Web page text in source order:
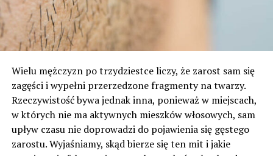
Wielu mężczyzn po trzydziestce liczy, że zarost sam się
zagęści i wypełni przerzedzone fragmenty na twarzy.
Rzeczywistość bywa jednak inna, ponieważ w miejscach,
w których nie ma aktywnych mieszków włosowych, sam
upływ czasu nie doprowadzi do pojawienia się gęstego
zarostu. Wyjaśniamy, skąd bierze się ten mit i jakie